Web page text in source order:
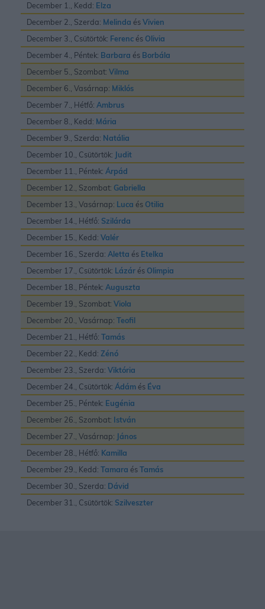
December 1., Kedd: Elza
December 2., Szerda: Melinda ésVivien
December 3., Csütörtök: Ferenc és Olivia
December 4., Péntek: Barbara és Borbála
December 5., Szombat: Vilma
December 6., Vasárnap: Miklós
December 7., Hétfő: Ambrus
December 8., Kedd: Mária
December 9., Szerda: Natália
December 10., Csütörtök: Judit
December 11., Péntek: Árpád
December 12., Szombat: Gabriella
December 13., Vasárnap: Luca és Otilia
December 14., Hétfő: Szilárda
December 15., Kedd: Valér
December 16., Szerda: Aletta és Etelka
December 17., Csütörtök: Lázár és Olimpia
December 18., Péntek: Auguszta
December 19., Szombat: Viola
December 20., Vasárnap: Teofil
December 21., Hétfő: Tamás
December 22., Kedd: Zénó
December 23., Szerda: Viktória
December 24., Csütörtök: Ádám és Éva
December 25., Péntek: Eugénia
December 26., Szombat: István
December 27., Vasárnap: János
December 28., Hétfő: Kamilla
December 29., Kedd: Tamara ésTamás
December 30., Szerda: Dávid
December 31., Csütörtök: Szilveszter